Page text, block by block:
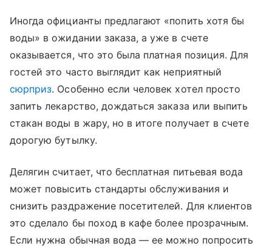
Иногда официанты предлагают «попить хотя бы
воды» в ожидании заказа, а уже в счете
оказывается, что это была платная позиция. Для
гостей это часто выглядит как неприятный
сюрприз. Особенно если человек хотел просто
запить лекарство, дождаться заказа или выпить
стакан воды в жару, но в итоге получает в счете
дорогую бутылку.
Делягин считает, что бесплатная питьевая вода
может повысить стандарты обслуживания и
снизить раздражение посетителей. Для клиентов
это сделало бы поход в кафе более прозрачным.
Если нужна обычная вода — ее можно попросить